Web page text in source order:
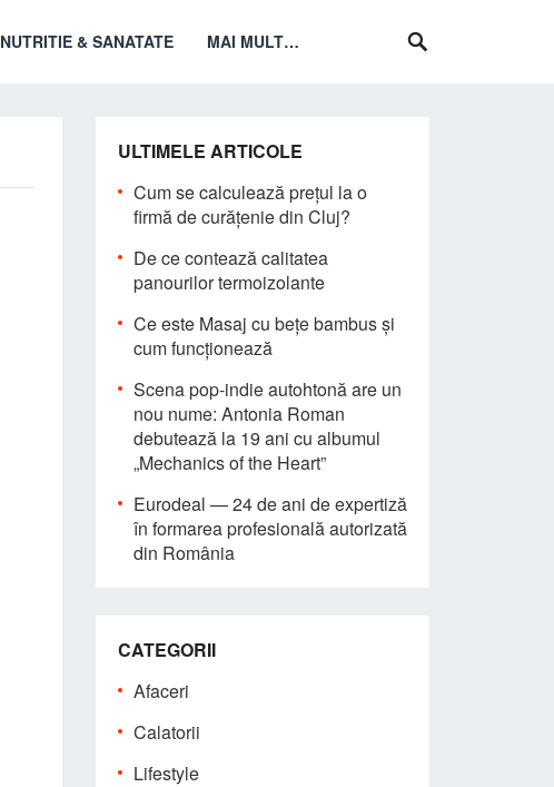
NUTRITIE & SANATATE MAI MULT…
ULTIMELE ARTICOLE
Cum se calculează prețul la o
firmă de curățenie din Cluj?
De ce contează calitatea
panourilor termoizolante
Ce este Masaj cu bețe bambus și
cum funcționează
Scena pop-indie autohtonă are un
nou nume: Antonia Roman
debutează la 19 ani cu albumul
„Mechanics of the Heart”
Eurodeal — 24 de ani de expertiză
în formarea profesională autorizată
din România
CATEGORII
Afaceri
Calatorii
Lifestyle